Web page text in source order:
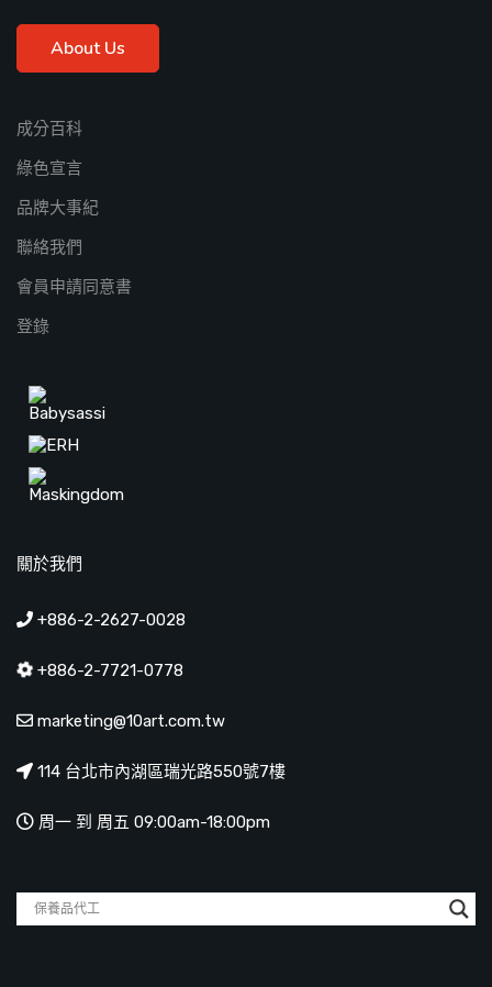
About Us
成分百科
綠色宣言
品牌大事紀
聯絡我們
會員申請同意書
登錄
關於我們
+886-2-2627-0028
+886-2-7721-0778
marketing@10art.com.tw
114 台北市內湖區瑞光路550號7樓
周一 到 周五 09:00am-18:00pm